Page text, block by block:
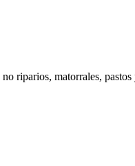
riparios, matorrales,